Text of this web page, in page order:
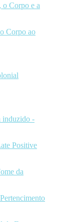
Corpo e a
Corpo ao
induzido -
Positive
da